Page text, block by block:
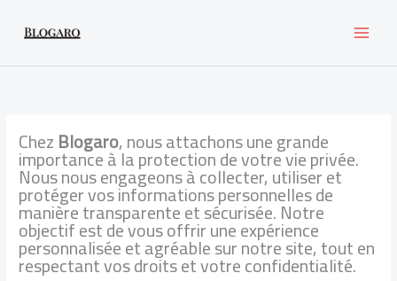
content
ChezBlogaro, nous attachons une grande
importance à la protection de votre vie privée.
Nous nous engageons à collecter, utiliser et
protéger vos informations personnelles de
manière transparente et sécurisée. Notre
objectif est de vous offrir une expérience
personnalisée et agréable sur notre site, tout en
respectant vos droits et votre confidentialité.